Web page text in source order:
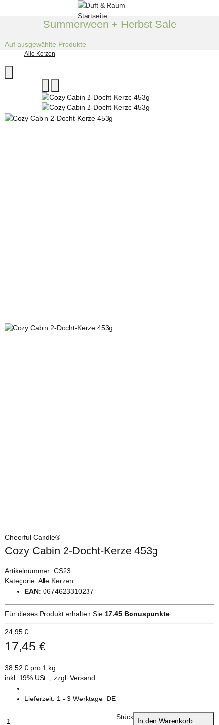
Summerween + Herbst Sale
Auf ausgewählte Produkte
Alle Kerzen
Cheerful Candle®
Cozy Cabin 2-Docht-Kerze 453g
Artikelnummer: CS23
Kategorie: Alle Kerzen
EAN: 0674623310237
Für dieses Produkt erhalten Sie 17.45 Bonuspunkte
24,95 €
17,45 €
38,52 € pro 1 kg
inkl. 19% USt. , zzgl. Versand
Lieferzeit: 1 - 3 Werktage DE
Stück In den Warenkorb